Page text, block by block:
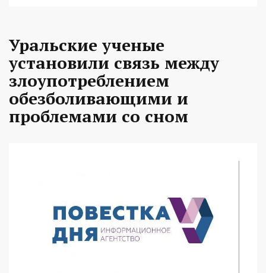
Уральские ученые
установили связь между
злоупотреблением
обезболивающими и
проблемами со сном